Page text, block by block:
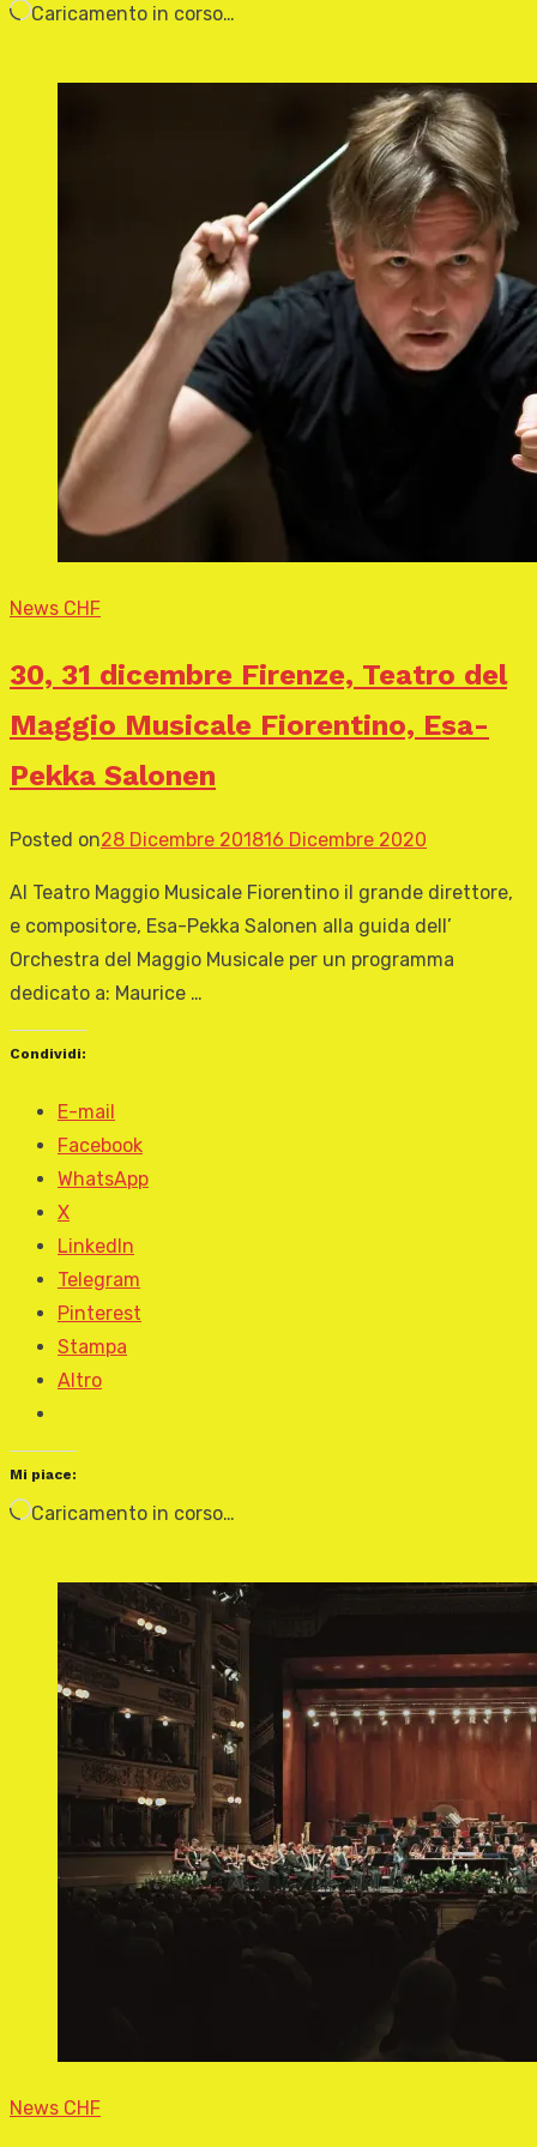
Caricamento in corso…
News CHF
30, 31 dicembre Firenze, Teatro del
Maggio Musicale Fiorentino, Esa-
Pekka Salonen
Posted on28 Dicembre 201816 Dicembre 2020
Al Teatro Maggio Musicale Fiorentino il grande direttore,
e compositore, Esa-Pekka Salonen alla guida dell’
Orchestra del Maggio Musicale per un programma
dedicato a: Maurice …
Condividi:
E-mail
Facebook
WhatsApp
X
LinkedIn
Telegram
Pinterest
Stampa
Altro
Mi piace:
Caricamento in corso…
News CHF